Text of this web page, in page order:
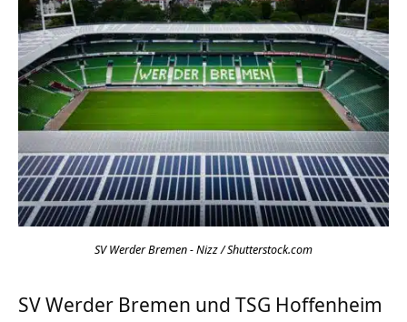
SV Werder Bremen - Nizz / Shutterstock.com
SV Werder Bremen und TSG Hoffenheim